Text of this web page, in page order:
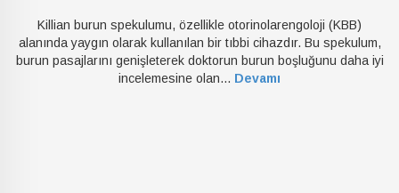
Killian burun spekulumu, özellikle otorinolarengoloji (KBB)
alanında yaygın olarak kullanılan bir tıbbi cihazdır. Bu spekulum,
burun pasajlarını genişleterek doktorun burun boşluğunu daha iyi
incelemesine olan... Devamı